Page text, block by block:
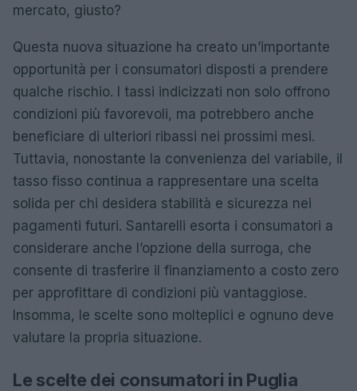
mercato, giusto?
Questa nuova situazione ha creato un’importante
opportunità per i consumatori disposti a prendere
qualche rischio. I tassi indicizzati non solo offrono
condizioni più favorevoli, ma potrebbero anche
beneficiare di ulteriori ribassi nei prossimi mesi.
Tuttavia, nonostante la convenienza del variabile, il
tasso fisso continua a rappresentare una scelta
solida per chi desidera stabilità e sicurezza nei
pagamenti futuri. Santarelli esorta i consumatori a
considerare anche l’opzione della surroga, che
consente di trasferire il finanziamento a costo zero
per approfittare di condizioni più vantaggiose.
Insomma, le scelte sono molteplici e ognuno deve
valutare la propria situazione.
Le scelte dei consumatori in Puglia